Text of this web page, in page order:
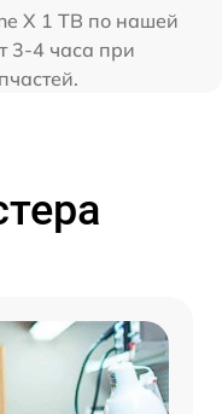
X 1 TB по нашей
3-4 часа при